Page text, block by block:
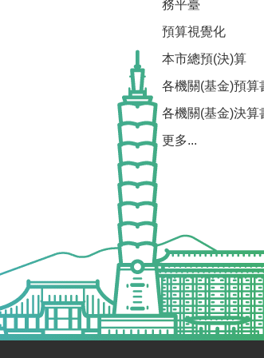
務平臺
預算視覺化
本市總預(決)算
各機關(基金)預算
各機關(基金)決算
更多...